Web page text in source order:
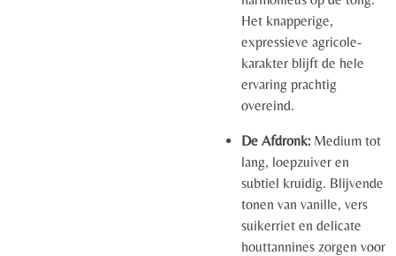
Het knapperige,
expressieve agricole-
karakter blijft de hele
ervaring prachtig
overeind.
De Afdronk:Medium tot
lang, loepzuiver en
subtiel kruidig. Blijvende
tonen van vanille, vers
suikerriet en delicate
houttannines zorgen voor